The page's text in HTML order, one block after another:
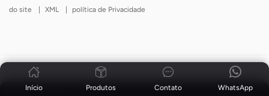
Notícias |
do site
| XML | política de Privacidade
Início Produtos WhatsApp
Contato